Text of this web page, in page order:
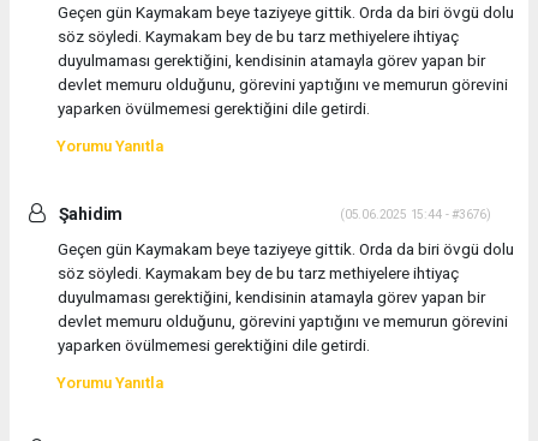
Geçen gün Kaymakam beye taziyeye gittik. Orda da biri övgü dolu
söz söyledi. Kaymakam bey de bu tarz methiyelere ihtiyaç
duyulmaması gerektiğini, kendisinin atamayla görev yapan bir
devlet memuru olduğunu, görevini yaptığını ve memurun görevini
yaparken övülmemesi gerektiğini dile getirdi.
Yorumu Yanıtla
Şahidim (05.06.2025 15:44 - #3676)
Geçen gün Kaymakam beye taziyeye gittik. Orda da biri övgü dolu
söz söyledi. Kaymakam bey de bu tarz methiyelere ihtiyaç
duyulmaması gerektiğini, kendisinin atamayla görev yapan bir
devlet memuru olduğunu, görevini yaptığını ve memurun görevini
yaparken övülmemesi gerektiğini dile getirdi.
Yorumu Yanıtla